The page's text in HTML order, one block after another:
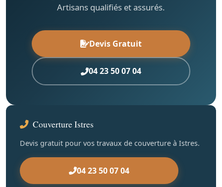
Artisans qualifiés et assurés.
Devis Gratuit
04 23 50 07 04
Couverture Istres
Devis gratuit pour vos travaux de couverture à Istres.
04 23 50 07 04